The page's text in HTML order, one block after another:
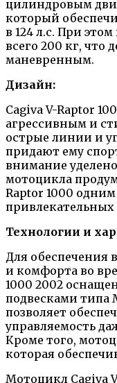
цилиндровым
который
в 124 л.с. При
всего 200 кг, что
маневренным.
Дизайн:
Cagiva V-Raptor
агрессивным и
острые линии и
придают ему
внимание
мотоцикла
Raptor 1000
Технологии и
Для обеспечения
и комфорта во
1000 2002
подвесками типа
позволяет
управляемость
Кроме того,
которая
Мотоцикл Cagiva